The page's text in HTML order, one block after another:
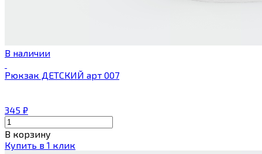
В наличии
Рюкзак ДЕТСКИЙ арт 007
345 ₽
В корзину
Купить в 1 клик